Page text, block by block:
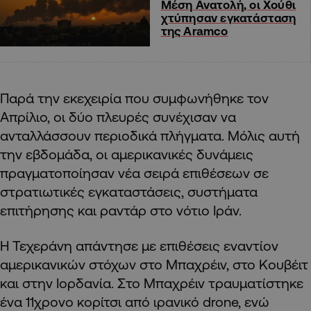
Μέση Ανατολή, οι Χούθι
χτύπησαν εγκατάσταση
της Aramco
Παρά την εκεχειρία που συμφωνήθηκε τον
Απρίλιο, οι δύο πλευρές συνέχισαν να
ανταλλάσσουν περιοδικά πλήγματα. Μόλις αυτή
την εβδομάδα, οι αμερικανικές δυνάμεις
πραγματοποίησαν νέα σειρά επιθέσεων σε
στρατιωτικές εγκαταστάσεις, συστήματα
επιτήρησης και ραντάρ στο νότιο Ιράν.
Η Τεχεράνη απάντησε με επιθέσεις εναντίον
αμερικανικών στόχων στο Μπαχρέιν, στο Κουβέιτ
και στην Ιορδανία. Στο Μπαχρέιν τραυματίστηκε
ένα 11χρονο κορίτσι από ιρανικό drone, ενώ